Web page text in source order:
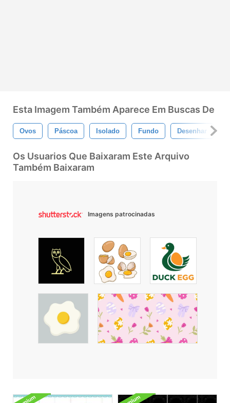
Esta Imagem Também Aparece Em Buscas De
Ovos Páscoa Isolado Fundo Desenhar
Os Usuarios Que Baixaram Este Arquivo
Também Baixaram
Imagens patrocinadas